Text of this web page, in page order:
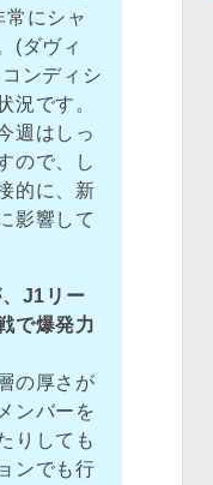
にシャ
(ダヴィ
ンディシ
況です。
週はしっ
ので、し
的に、新
影響して
J1リー
で爆発力
の厚さが
ンバーを
りしても
ンでも行